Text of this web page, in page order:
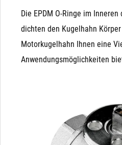
Die EPDM O-Ringe im
dichten den Kugelhahn
Motorkugelhahn Ihnen eine
Anwendungsmöglichkeiten